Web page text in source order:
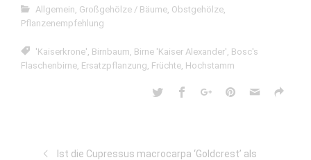
Allgemein, Großgehölze / Bäume, Obstgehölze,
Pflanzenempfehlung
'Kaiserkrone', Birnbaum, Birne 'Kaiser Alexander', Bosc's
Flaschenbirne, Ersatzpflanzung, Früchte, Hochstamm
Ist die Cupressus macrocarpa ‘Goldcrest’ als